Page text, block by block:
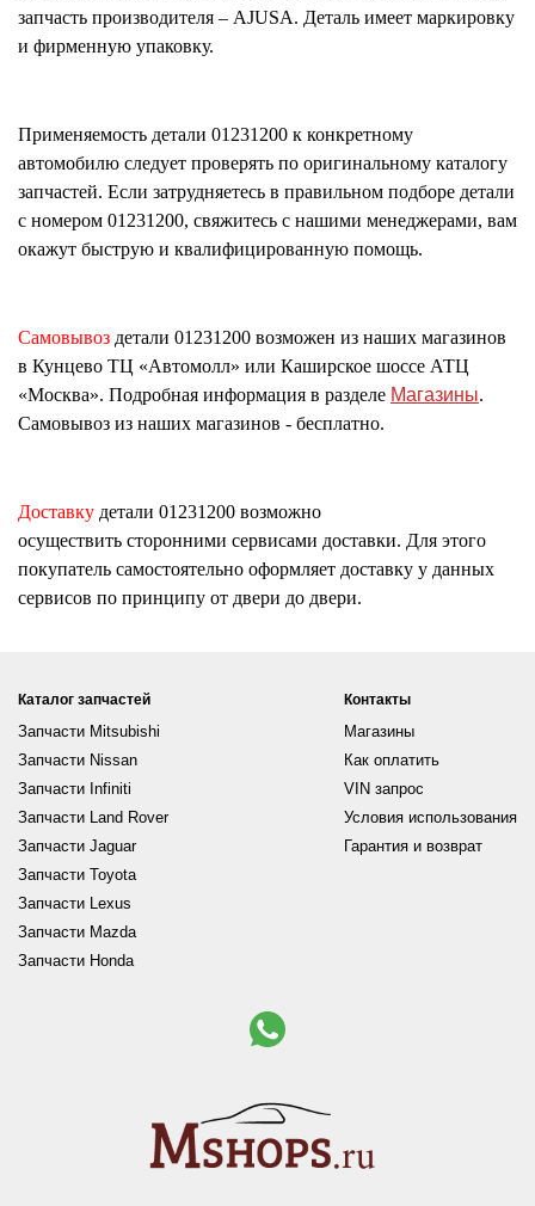
запчасть производителя – AJUSA. Деталь имеет маркировку
и фирменную упаковку.
Применяемость детали 01231200 к конкретному
автомобилю следует проверять по оригинальному каталогу
запчастей. Если затрудняетесь в правильном подборе детали
с номером 01231200, свяжитесь с нашими менеджерами, вам
окажут быструю и квалифицированную помощь.
Самовывоз детали 01231200 возможен из наших магазинов
в Кунцево ТЦ «Автомолл» или Каширское шоссе АТЦ
«Москва». Подробная информация в разделе Магазины.
Самовывоз из наших магазинов - бесплатно.
Доставку детали 01231200 возможно
осуществить сторонними сервисами доставки. Для этого
покупатель самостоятельно оформляет доставку у данных
сервисов по принципу от двери до двери.
Каталог запчастей
Запчасти Mitsubishi
Запчасти Nissan
Запчасти Infiniti
Запчасти Land Rover
Запчасти Jaguar
Запчасти Toyota
Запчасти Lexus
Запчасти Mazda
Запчасти Honda
Контакты
Магазины
Как оплатить
VIN запрос
Условия использования
Гарантия и возврат